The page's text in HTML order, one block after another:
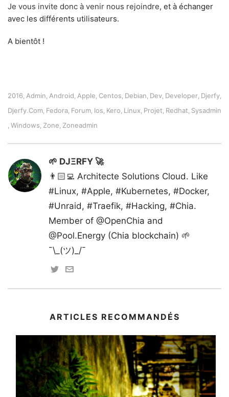
Je vous invite donc à venir nous rejoindre, et à échanger
avec les différents utilisateurs.
A bientôt !
2016, Admin, Android, Apple, Centos, Debian, Dev, Developer, Djerfy,
Djerfy.com, Fedora, Forum, Ios, Kero, Linux, Projet, Redhat, Sysadmin
, Windows, Zone, Zoneadmin
🌱 DJΞRFY 🚀
👨🏻‍💻 Architecte Solutions Cloud. Like
#Linux, #Apple, #Kubernetes, #Docker,
#Unraid, #Traefik, #Hacking, #Chia.
Member of @OpenChia and
@Pool.Energy (Chia blockchain) 🌱
¯\_(ツ)_/¯
ARTICLES RECOMMANDÉS